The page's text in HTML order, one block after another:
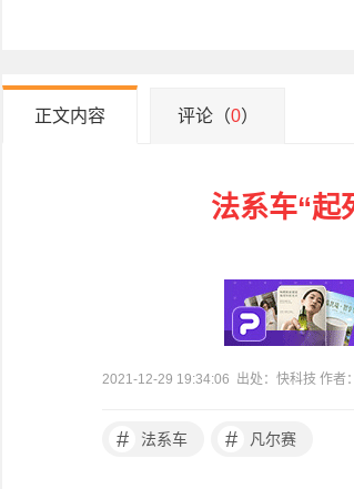
正文内容 评论（0）
法系车“起
2021-12-29 19:34:06 出处：快科技 作者：
# 法系车 # 凡尔赛